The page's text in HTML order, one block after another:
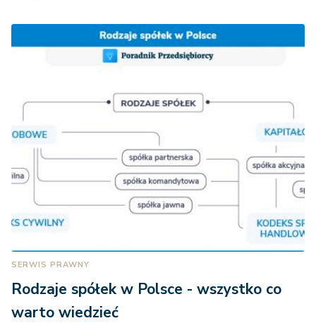
SERWIS PRAWNY
Rodzaje spółek w Polsce - wszystko co
warto wiedzieć